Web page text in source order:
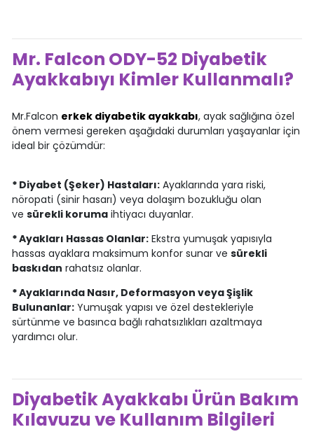
Mr. Falcon ODY-52 Diyabetik
Ayakkabıyı Kimler Kullanmalı?
Mr.Falcon erkek diyabetik ayakkabı, ayak sağlığına özel
önem vermesi gereken aşağıdaki durumları yaşayanlar için
ideal bir çözümdür:
* Diyabet (Şeker) Hastaları:Ayaklarında yara riski,
nöropati (sinir hasarı) veya dolaşım bozukluğu olan
ve sürekli korumaihtiyacı duyanlar.
*Ayakları Hassas Olanlar:Ekstra yumuşak yapısıyla
hassas ayaklara maksimum konfor sunar ve sürekli
baskıdan rahatsız olanlar.
*Ayaklarında Nasır, Deformasyon veya Şişlik
Bulunanlar:Yumuşak yapısı ve özel destekleriyle
sürtünme ve basınca bağlı rahatsızlıkları azaltmaya
yardımcı olur.
Diyabetik Ayakkabı Ürün Bakım
Kılavuzu ve Kullanım Bilgileri